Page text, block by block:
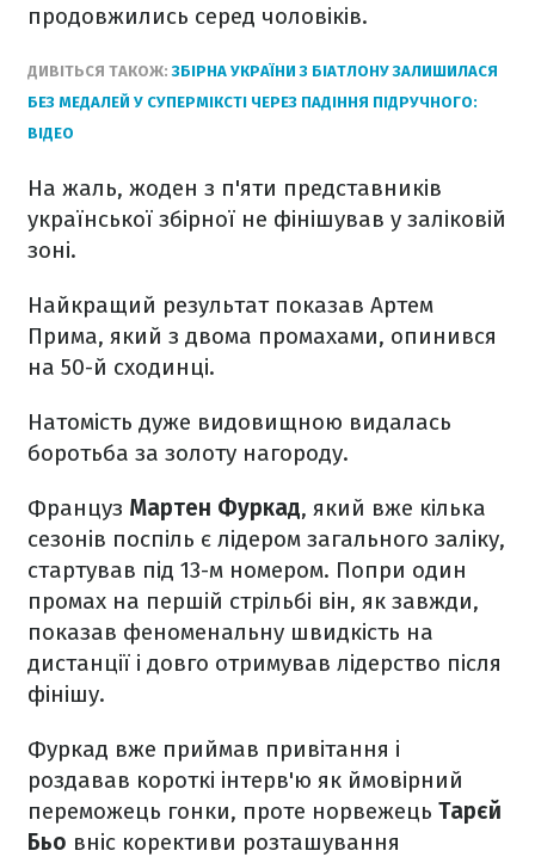
продовжились серед чоловіків.
ДИВІТЬСЯ ТАКОЖ:ЗБІРНА УКРАЇНИ З БІАТЛОНУ ЗАЛИШИЛАСЯ
БЕЗ МЕДАЛЕЙ У СУПЕРМІКСТІ ЧЕРЕЗ ПАДІННЯ ПІДРУЧНОГО:
ВІДЕО
На жаль, жоден з п'яти представників
української збірної не фінішував у заліковій
зоні.
Найкращий результат показав Артем
Прима, який з двома промахами, опинився
на 50-й сходинці.
Натомість дуже видовищною видалась
боротьба за золоту нагороду.
Француз Мартен Фуркад, який вже кілька
сезонів поспіль є лідером загального заліку,
стартував під 13-м номером. Попри один
промах на першій стрільбі він, як завжди,
показав феноменальну швидкість на
дистанції і довго отримував лідерство після
фінішу.
Фуркад вже приймав привітання і
роздавав короткі інтерв'ю як ймовірний
переможець гонки, проте норвежець Тарєй
Бьо вніс корективи розташування